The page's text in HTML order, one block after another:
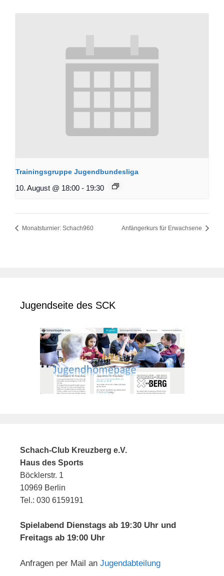
Trainingsgruppe Jugendbundesliga
10. August @ 18:00 - 19:30
Monatsturnier: Schach960 Anfängerkurs für Erwachsene
Jugendseite des SCK
Schach-Club Kreuzberg e.V.
Haus des Sports
Böcklerstr. 1
10969 Berlin
Tel.: 030 6159191
Spielabend Dienstags ab 19:30 Uhr und
Freitags ab 19:00 Uhr
Anfragen per Mail an Jugendabteilung